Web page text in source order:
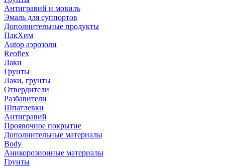
Антигравий и мовиль
Эмаль для суппортов
Дополнительные продукты
ПакХим
Autop аэрозоли
Reoflex
Лаки
Грунты
Лаки, грунты
Отвердители
Разбавители
Шпатлевки
Антигравий
Проявочное покрытие
Дополнительные материалы
Body
Аникорозионные материалы
Грунты